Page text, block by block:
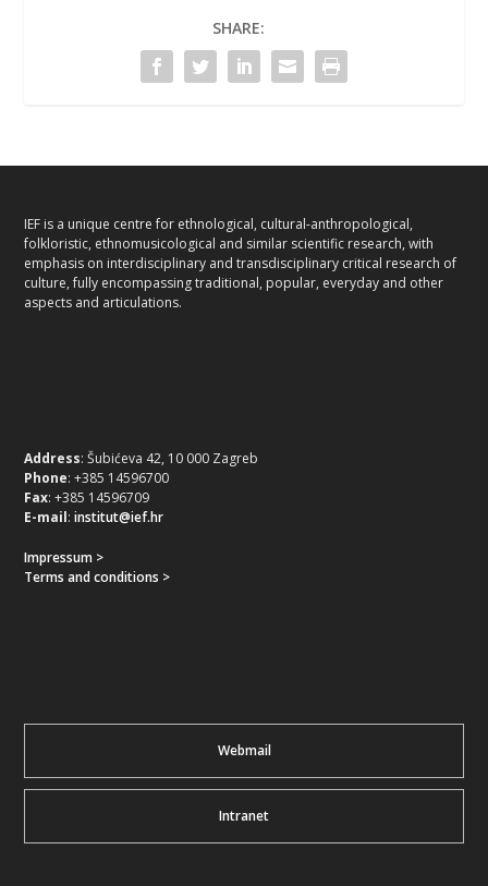
SHARE:
IEF is a unique centre for ethnological, cultural-anthropological,
folkloristic, ethnomusicological and similar scientific research, with
emphasis on interdisciplinary and transdisciplinary critical research of
culture, fully encompassing traditional, popular, everyday and other
aspects and articulations.
Address: Šubićeva 42, 10 000 Zagreb
Phone: +385 14596700
Fax: +385 14596709
E-mail:institut@ief.hr
Impressum >
Terms and conditions >
Webmail
Intranet